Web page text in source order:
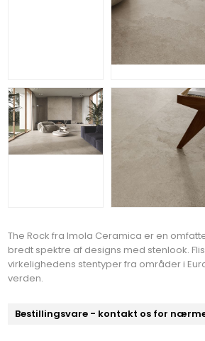
The Rock fra Imola Ceramica er en
bredt spektre af designs med stenlook.
virkelighedens stentyper fra områder i
verden.
Bestillingsvare - kontakt os for